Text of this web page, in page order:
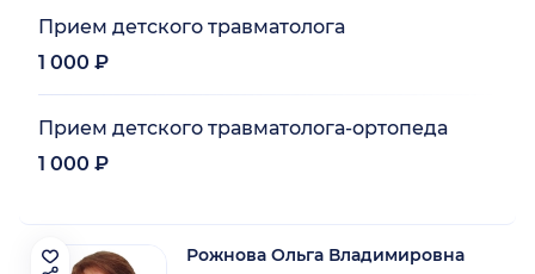
Прием детского травматолога
1 000 ₽
Прием детского травматолога-ортопеда
1 000 ₽
Рожнова Ольга Владимировна